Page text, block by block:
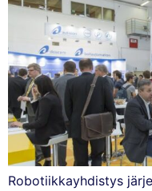
Robotiikkayhdistys